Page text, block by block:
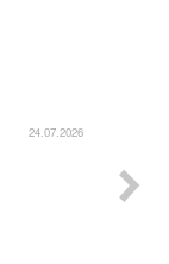
18.07.2026